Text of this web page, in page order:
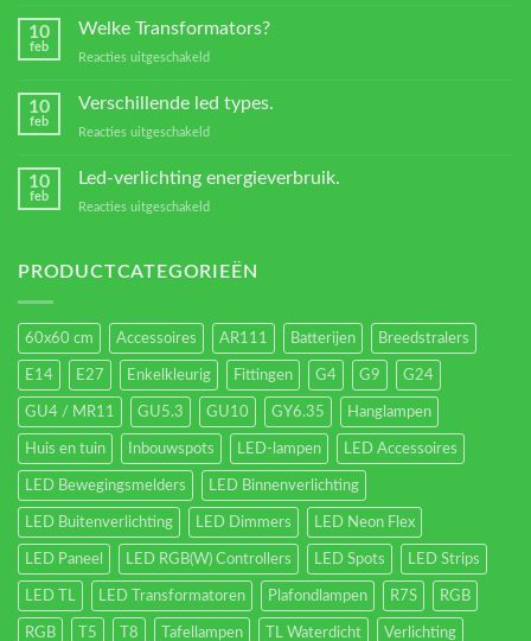
van
verlichting
10
feb
Welke Transformators?
Reacties uitgeschakeld
Transformators?
10
feb
Verschillende led types.
Reacties uitgeschakeld
led
10
feb
Led-verlichting energieverbruik.
Reacties uitgeschakeld
energieverbruik.
PRODUCTCATEGORIEËN
60x60 cm Accessoires AR111 Batterijen Breedstralers
E14 E27 Enkelkleurig Fittingen G4 G9 G24
GU4 / MR11 GU5.3 GU10 GY6.35 Hanglampen
Huis en tuin Inbouwspots LED-lampen LED Accessoires
LED Bewegingsmelders LED Binnenverlichting
LED Buitenverlichting LED Dimmers LED Neon Flex
LED Paneel LED RGB(W) Controllers LED Spots LED Strips
LED TL LED Transformatoren Plafondlampen R7S RGB
RGB T5 T8 Tafellampen TL Waterdicht Verlichting